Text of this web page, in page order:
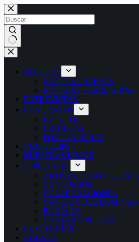
Saltar
al
contenido
Sin
resultados
NOTICIAS
NOTICIAS BREVES
NOTICIAS SOBRE GIRAS
ENTREVISTAS
CONCIERTOS
EVENTOS
CRÓNICAS
FOTOGALERÍAS
VIDEOCLIPS
NUESTRAS LISTAS
ESPECIALES
ARTISTAS PORTUGUESES
CONCURSOS
COLABORACIONES
CANCIÓN DEL DOMINGO
EL DÍA DE
CANTAR A PESSOA
LUSOFONÍAS
AGENDA